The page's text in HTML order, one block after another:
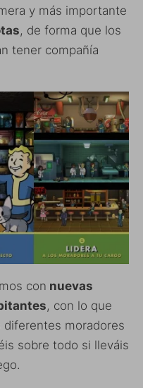
y más importante
, de forma que los
tener compañía
con nuevas
, con lo que
moradores
sobre todo si lleváis